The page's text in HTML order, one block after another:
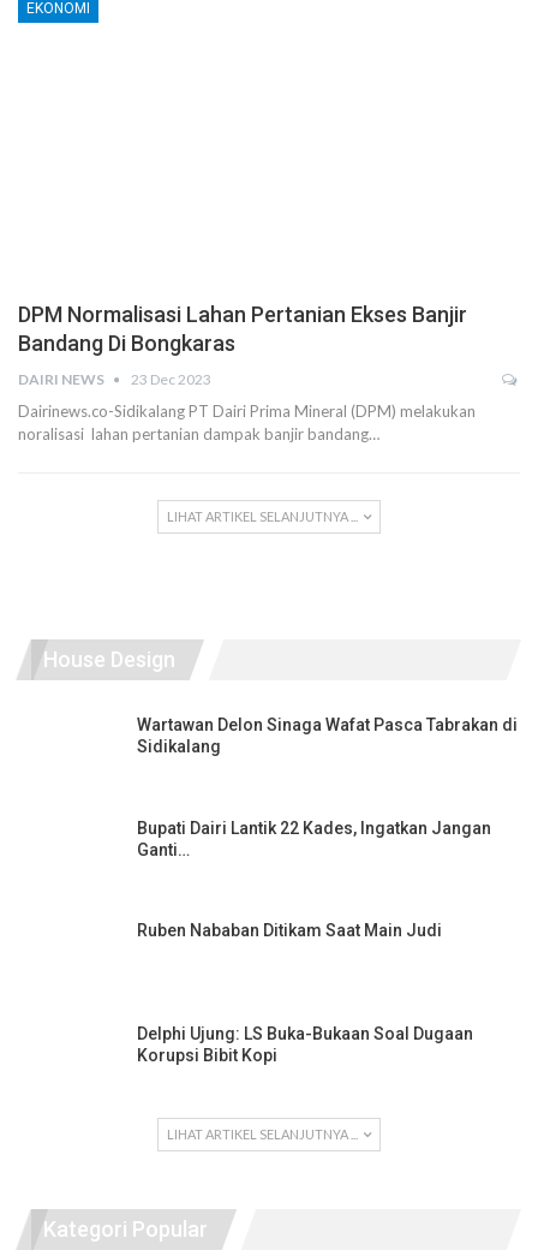
EKONOMI
DPM Normalisasi Lahan Pertanian Ekses Banjir
Bandang Di Bongkaras
DAIRI NEWS 23 Dec 2023
Dairinews.co-Sidikalang PT Dairi Prima Mineral (DPM) melakukan
noralisasi lahan pertanian dampak banjir bandang…
LIHAT ARTIKEL SELANJUTNYA ...
House Design
Wartawan Delon Sinaga Wafat Pasca Tabrakan di
Sidikalang
Bupati Dairi Lantik 22 Kades, Ingatkan Jangan
Ganti…
Ruben Nababan Ditikam Saat Main Judi
Delphi Ujung: LS Buka-Bukaan Soal Dugaan
Korupsi Bibit Kopi
LIHAT ARTIKEL SELANJUTNYA ...
Kategori Popular